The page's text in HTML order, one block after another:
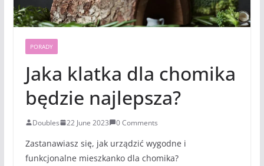
PORADY
Jaka klatka dla chomika
będzie najlepsza?
Doubles 22 June 2023 0 Comments
Zastanawiasz się, jak urządzić wygodne i
funkcjonalne mieszkanko dla chomika?